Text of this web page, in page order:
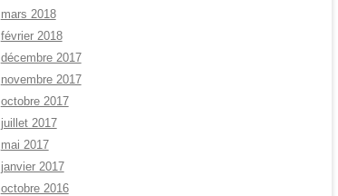
mars 2018
février 2018
décembre 2017
novembre 2017
octobre 2017
juillet 2017
mai 2017
janvier 2017
octobre 2016